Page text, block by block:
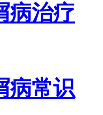
病治疗
病常识